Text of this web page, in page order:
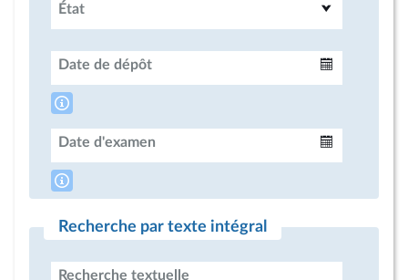
État
Date de dépôt
Date d'examen
Recherche par texte intégral
Recherche textuelle